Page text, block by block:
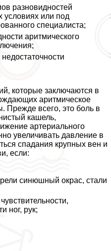
разновидностей
условиях или под
специалиста;
аритмического
которые заключаются в
аритмическое
Прежде всего, это боль в
кашель,
артериального
увеличивать давление в
спадания крупных вен и
если:
синюшный окрас, стали
ног, рук;